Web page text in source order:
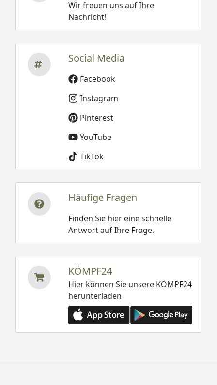
Wir freuen uns auf Ihre
Nachricht!
Social Media
Facebook
Instagram
Pinterest
YouTube
TikTok
Häufige Fragen
Finden Sie hier eine schnelle
Antwort auf Ihre Frage.
KÖMPF24
Hier können Sie unsere KÖMPF24
herunterladen